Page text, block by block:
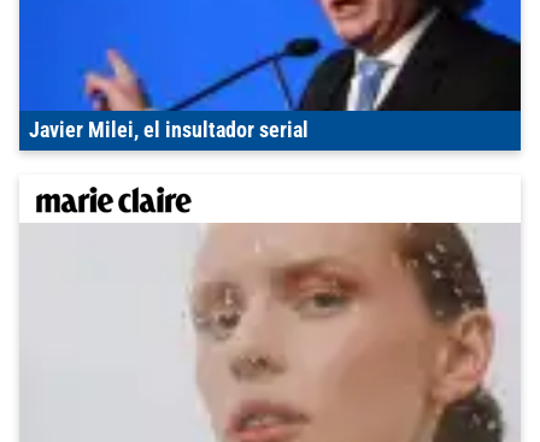
Javier Milei, el insultador serial